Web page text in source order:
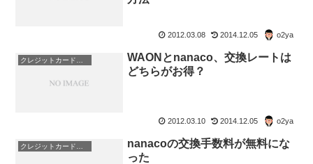
2012.03.08 2014.12.05 o2ya
クレジットカード・電子マネー・pay・ポイント
WAONとnanaco、交換レートは
どちらがお得？
2012.03.10 2014.12.05 o2ya
nanacoの交換手数料が無料にな
った